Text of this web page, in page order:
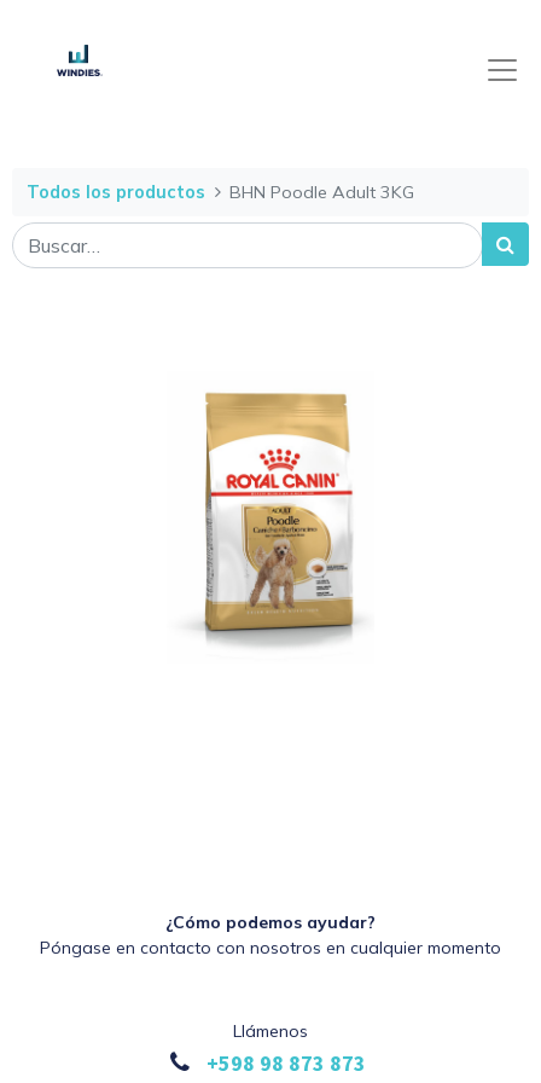
Todos los productos BHN Poodle Adult 3KG
¿Cómo podemos ayudar?
Póngase en contacto con nosotros en cualquier momento
Llámenos
+598 98 873 873